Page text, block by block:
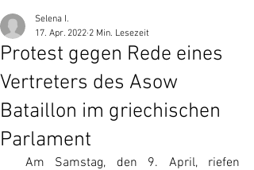
Protest gegen Rede eines
Vertreters des Asow
Bataillon im griechischen
Parlament
Selena I.
17. Apr. 2022 2 Min. Lesezeit